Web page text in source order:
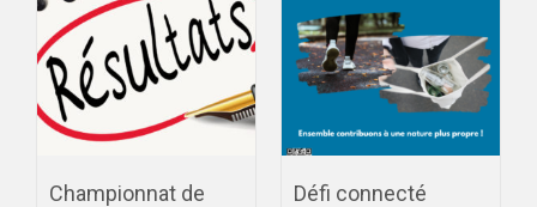
PARTENAIRES
Championnat de
Défi connecté